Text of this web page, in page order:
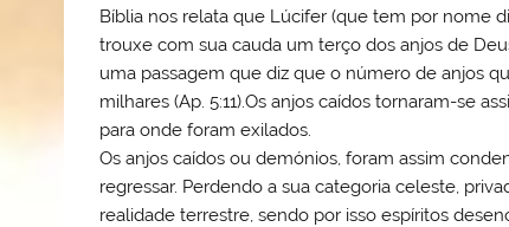
Bíblia nos relata que Lúcifer (que tem por nome
trouxe com sua cauda um terço dos anjos de
uma passagem que diz que o número de anjos
milhares (Ap. 5:11).Os anjos caídos tornaram-se
para onde foram exilados.
Os anjos caídos ou demónios, foram assim
regressar. Perdendo a sua categoria celeste,
realidade terrestre, sendo por isso espíritos